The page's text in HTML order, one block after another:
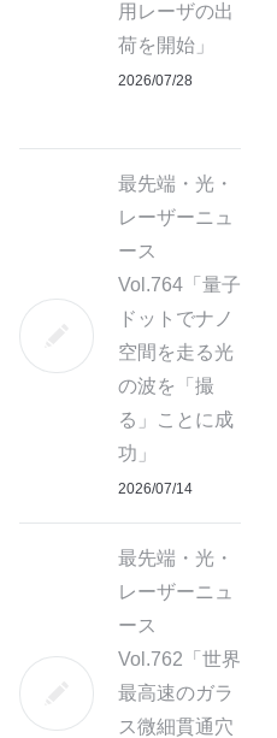
用レーザの出
荷を開始」
2026/07/28
最先端・光・
レーザーニュ
ース
Vol.764「量子
ドットでナノ
空間を走る光
の波を「撮
る」ことに成
功」
2026/07/14
最先端・光・
レーザーニュ
ース
Vol.762「世界
最高速のガラ
ス微細貫通穴